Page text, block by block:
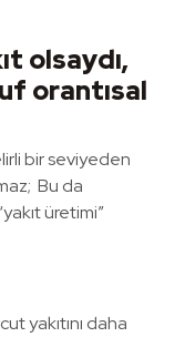
olsaydı,
orantısal
bir seviyeden
Bu da
üretimi”
yakıtını daha